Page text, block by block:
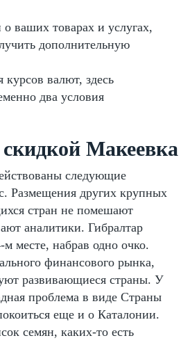
ваших товарах и услугах,
дополнительную
валют, здесь
два условия
Макеевка
следующие
Размещения других крупных
стран не помешают
аналитики. Гибралтар
м месте, набрав одно очко.
финансового рынка,
развивающиеся страны. У
проблема в виде Страны
еще и о Каталонии.
семян, каких-то есть